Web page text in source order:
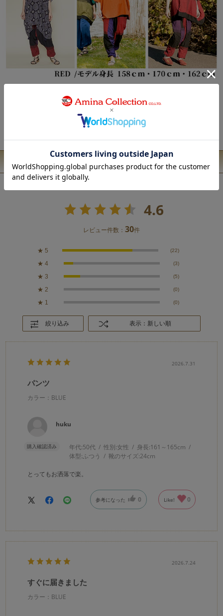
メンズパンツをもっと見る
ユーザーレビュー
4.6
レビュー件数： 30件
★ 5 (22)
★ 4 (3)
★ 3 (5)
★ 2 (0)
★ 1 (0)
絞り込み 表示：新しい順
2026.7.31
パンツ
カラー：BLUE
huku
購入確認済み 年代:50代 性別:女性 身長:161～165cm
体型:ふつう 靴のサイズ:24cm
とってもお洒落で楽。
参考になった 0 Like! 0
2026.7.24
すぐに届きました
カラー：BLUE